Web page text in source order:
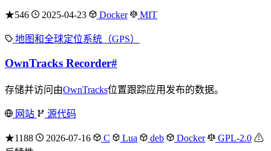
★546 2025-04-23 Docker MIT
地图和全球定位系统（GPS）
OwnTracks Recorder#
存储并访问由OwnTracks位置跟踪应用发布的数据。
网站 源代码
★1188 2026-07-16 C Lua deb Docker GPL-2.0 ⚠